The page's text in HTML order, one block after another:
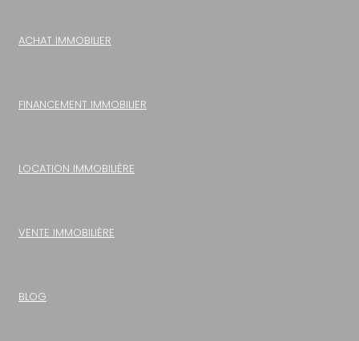
ACHAT IMMOBILIER
FINANCEMENT IMMOBILIER
LOCATION IMMOBILIÈRE
VENTE IMMOBILIÈRE
BLOG